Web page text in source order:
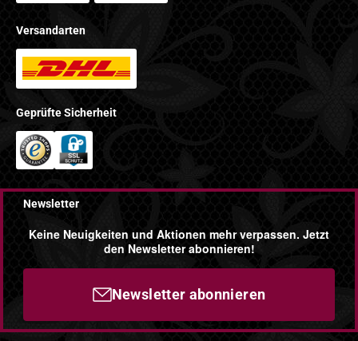
Versandarten
Geprüfte Sicherheit
Newsletter
Keine Neuigkeiten und Aktionen mehr verpassen. Jetzt
den Newsletter abonnieren!
Newsletter abonnieren